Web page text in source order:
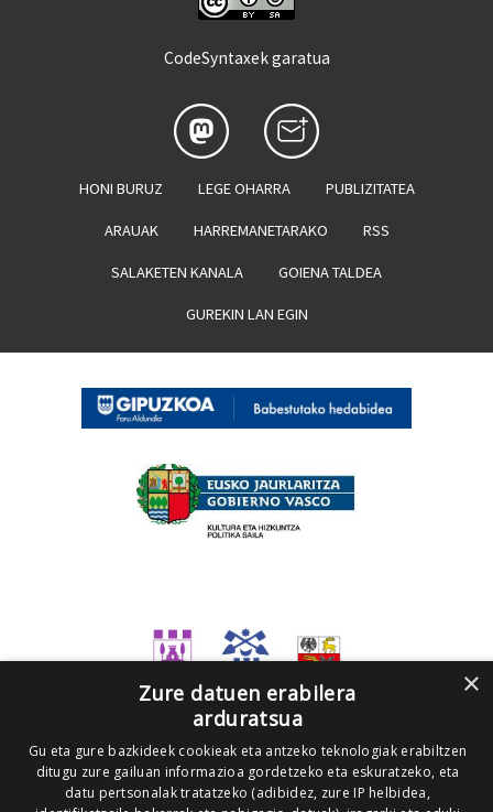
CodeSyntaxek garatua
HONI BURUZ LEGE OHARRA PUBLIZITATEA
ARAUAK HARREMANETARAKO RSS
SALAKETEN KANALA GOIENA TALDEA
GUREKIN LAN EGIN
×
Zure datuen erabilera
arduratsua
Gu eta gure bazkideek cookieak eta antzeko teknologiak erabiltzen
ditugu zure gailuan informazioa gordetzeko eta eskuratzeko, eta
datu pertsonalak tratatzeko (adibidez, zure IP helbidea,